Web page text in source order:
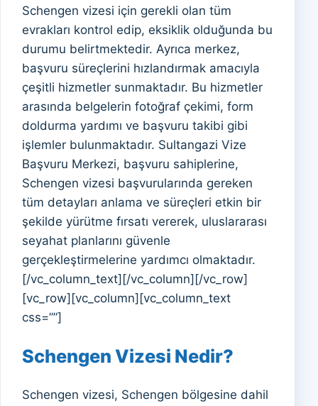
Schengen vizesi için gerekli olan tüm
evrakları kontrol edip, eksiklik olduğunda bu
durumu belirtmektedir. Ayrıca merkez,
başvuru süreçlerini hızlandırmak amacıyla
çeşitli hizmetler sunmaktadır. Bu hizmetler
arasında belgelerin fotoğraf çekimi, form
doldurma yardımı ve başvuru takibi gibi
işlemler bulunmaktadır. Sultangazi Vize
Başvuru Merkezi, başvuru sahiplerine,
Schengen vizesi başvurularında gereken
tüm detayları anlama ve süreçleri etkin bir
şekilde yürütme fırsatı vererek, uluslararası
seyahat planlarını güvenle
gerçekleştirmelerine yardımcı olmaktadır.
[/vc_column_text][/vc_column][/vc_row]
[vc_row][vc_column][vc_column_text
css=””]
Schengen Vizesi Nedir?
Schengen vizesi, Schengen bölgesine dahil